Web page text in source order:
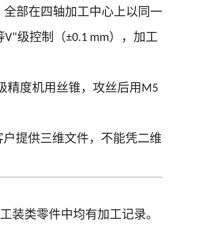
全部在四轴加工中心上以同一
V"级控制（±0.1 mm），加工
精度机用丝锥，攻丝后用 M5
提供三维文件，不能凭二维
装类零件中均有加工记录。